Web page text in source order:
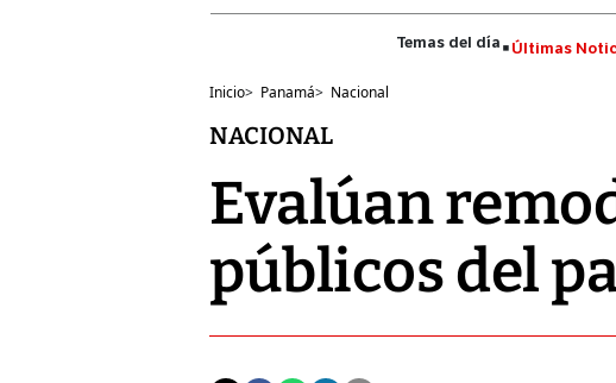
Últimas
Inicio> Panamá> Nacional
NACIONAL
Evalúan
públicos del